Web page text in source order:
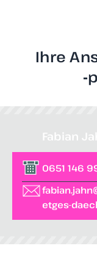
Ihre
Fabian
0651 146
etges-